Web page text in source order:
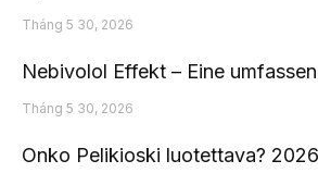
Tháng 5 30, 2026
Nebivolol Effekt – Eine
Tháng 5 30, 2026
Onko Pelikioski luotettava?